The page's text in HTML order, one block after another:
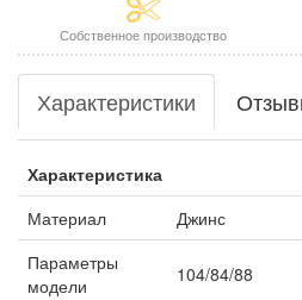
Собственное производство
Характеристики
Характеристика
Материал
Джинс
Параметры
модели
104/84/88